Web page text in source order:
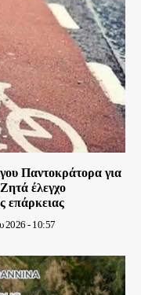
Παντοκράτορα για
έλεγχο
επάρκειας
2026 - 10:57